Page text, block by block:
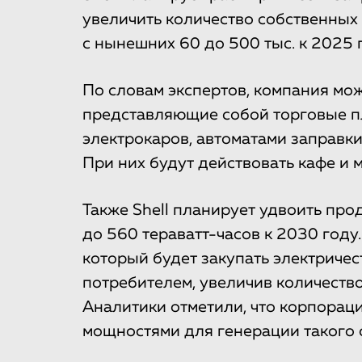
увеличить количество
с нынешних 60 до 500 тыс. к 2025
По словам экспертов, компания
представляющие собой торговые
электрокаров, автоматами
При них будут действовать кафе и
Также Shell планирует удвоить
до 560 тераватт-часов к 2030
который будет закупать
потребителем, увеличив
Аналитики отметили, что
мощностями для генерации такого